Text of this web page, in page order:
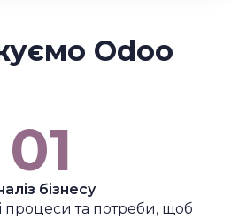
Odoo
01
бізнесу
процеси та потреби, щоб